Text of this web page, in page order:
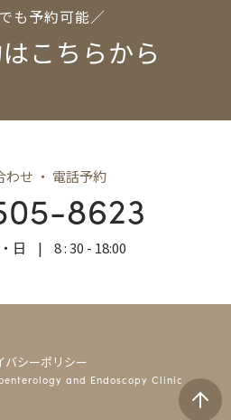
も予約可能／
こちらから
わせ ・ 電話予約
8623
日 | 8 : 30 - 18:00
バシーポリシー
and Endoscopy Clinic